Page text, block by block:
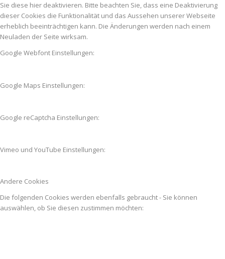
Sie diese hier deaktivieren. Bitte beachten Sie, dass eine Deaktivierung
dieser Cookies die Funktionalität und das Aussehen unserer Webseite
erheblich beeinträchtigen kann. Die Änderungen werden nach einem
Neuladen der Seite wirksam.
Google Webfont Einstellungen:
Google Maps Einstellungen:
Google reCaptcha Einstellungen:
Vimeo und YouTube Einstellungen:
Andere Cookies
Die folgenden Cookies werden ebenfalls gebraucht - Sie können
auswählen, ob Sie diesen zustimmen möchten: